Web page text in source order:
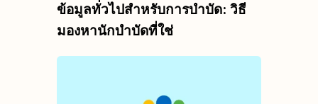
ข้อมูลทั่วไปสำหรับการบำบัด: วิธี
มองหานักบำบัดที่ใช่